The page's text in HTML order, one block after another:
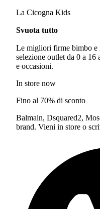
La Cicogna Kids
Svuota tutto
Le migliori firme bimbo e
selezione outlet da 0 a 16
e occasioni.
In store now
Fino al 70% di sconto
Balmain, Dsquared2,
brand. Vieni in store o